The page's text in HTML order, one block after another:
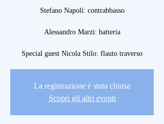
Stefano Napoli: contrabbasso
Alessandro Marzi: batteria
Special guest Nicola Stilo: flauto traverso
La registrazione è stata chiusa
Scopri gli altri eventi